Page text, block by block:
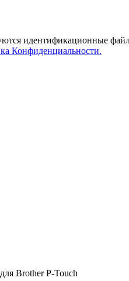
идентификационные
Конфиденциальности.
Brother P-Touch